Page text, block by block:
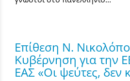
Επίθεση Ν.
Κυβέρνηση για την
ΕΑΣ «Οι ψεύτες, δεν